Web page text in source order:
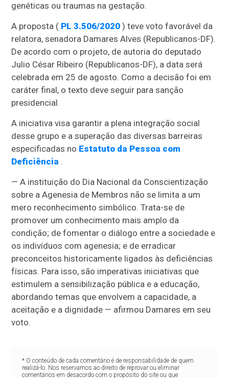
genéticas ou traumas na gestação.
A proposta ( PL 3.506/2020 ) teve voto favorável da
relatora, senadora Damares Alves (Republicanos-DF).
De acordo com o projeto, de autoria do deputado
Julio César Ribeiro (Republicanos-DF), a data será
celebrada em 25 de agosto. Como a decisão foi em
caráter final, o texto deve seguir para sanção
presidencial.
A iniciativa visa garantir a plena integração social
desse grupo e a superação das diversas barreiras
especificadas no Estatuto da Pessoa com
Deficiência .
— A instituição do Dia Nacional da Conscientização
sobre a Agenesia de Membros não se limita a um
mero reconhecimento simbólico. Trata-se de
promover um conhecimento mais amplo da
condição; de fomentar o diálogo entre a sociedade e
os indivíduos com agenesia; e de erradicar
preconceitos historicamente ligados às deficiências
físicas. Para isso, são imperativas iniciativas que
estimulem a sensibilização pública e a educação,
abordando temas que envolvem a capacidade, a
aceitação e a dignidade — afirmou Damares em seu
voto.
* O conteúdo de cada comentário é de responsabilidade de quem
realizá-lo. Nos reservamos ao direito de reprovar ou eliminar
comentários em desacordo com o propósito do site ou que